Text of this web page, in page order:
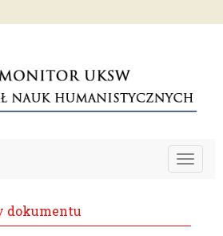
Toggle
dokumentu